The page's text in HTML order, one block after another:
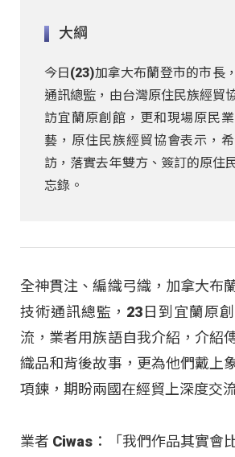
大綱
今日(23)加拿大布蘭登市的市長
通訊總監，由台灣原住民族經貿
訪宜蘭原創館，更和現場原民
藝，原住民族經貿協會表示，
訪，落實去年雙方、簽訂的原住
忘錄。
全神貫注、編織弓織，加拿大布
技術通訊總監，23日到宜蘭原
流，業者用族語自我介紹，介紹
織品和背後故事，更為他們戴上
項鍊，期盼兩國在經貿上深度交
業者 Ciwas：「我們作品其實會